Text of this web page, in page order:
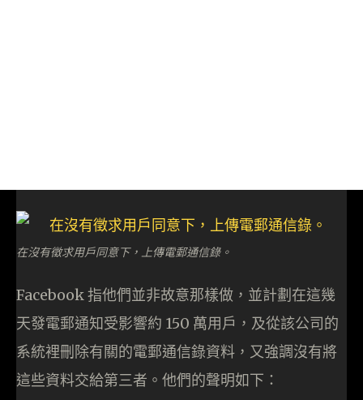
在沒有徵求用戶同意下，上傳電郵通信錄。
Facebook 指他們並非故意那樣做，並計劃在這幾
天發電郵通知受影響約 150 萬用戶，及從該公司的
系統裡刪除有關的電郵通信錄資料，又強調沒有將
這些資料交給第三者。他們的聲明如下：